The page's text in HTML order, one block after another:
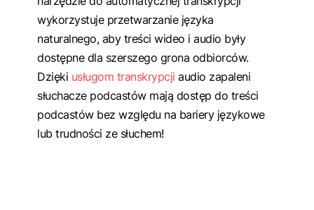
wykorzystuje przetwarzanie języka
naturalnego, aby treści wideo i audio były
dostępne dla szerszego grona odbiorców.
Dzięki usługom transkrypcji audio zapaleni
słuchacze podcastów mają dostęp do treści
podcastów bez względu na bariery językowe
lub trudności ze słuchem!